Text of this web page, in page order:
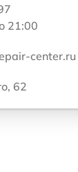
21:00
center.ru
62